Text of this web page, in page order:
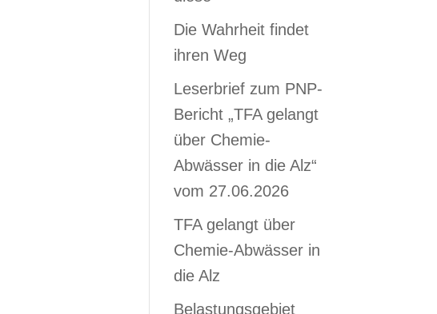
Die Wahrheit findet
ihren Weg
Leserbrief zum PNP-
Bericht „TFA gelangt
über Chemie-
Abwässer in die Alz“
vom 27.06.2026
TFA gelangt über
Chemie-Abwässer in
die Alz
Belastungsgebiet